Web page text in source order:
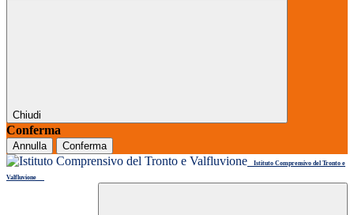
Chiudi
Conferma
Annulla Conferma
Istituto Comprensivo del Tronto e
Valfluvione